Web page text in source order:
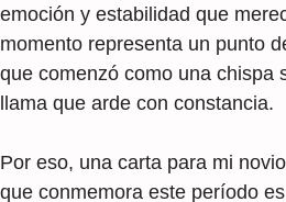
emoción y estabilidad que
momento representa un punto
que comenzó como una chispa
llama que arde con constancia.
Por eso, una carta para mi
que conmemora este período